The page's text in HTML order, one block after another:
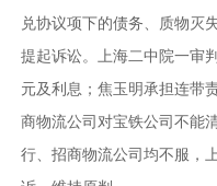
兑协议项下的债务、质物灭
提起诉讼。上海二中院一审
元及利息；焦玉明承担连带
商物流公司对宝铁公司不能
行、招商物流公司均不服，